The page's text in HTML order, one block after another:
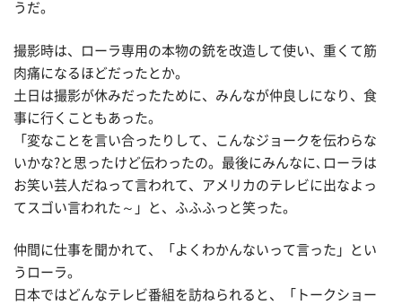
うだ。
撮影時は、ローラ専用の本物の銃を改造して使い、重くて筋
肉痛になるほどだったとか。
土日は撮影が休みだったために、みんなが仲良しになり、食
事に行くこともあった。
「変なことを言い合ったりして、こんなジョークを伝わらな
いかな?と思ったけど伝わったの。最後にみんなに､ローラは
お笑い芸人だねって言われて、アメリカのテレビに出なよっ
てスゴい言われた～」と、ふふふっと笑った。
仲間に仕事を聞かれて、「よくわかんないって言った」とい
うローラ。
日本ではどんなテレビ番組を訪ねられると、「トークショー